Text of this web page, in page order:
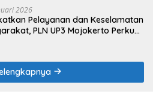
2026
Pelayanan dan Keselamatan
PLN UP3 Mojokerto Perkuat